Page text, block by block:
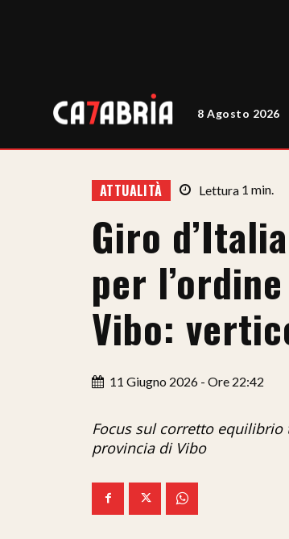
8 Agosto 2026
ATTUALITÀ Lettura 1 min.
Giro
per
Vibo:
11 Giugno 2026 - Ore 22:42
Focus sul corretto
provincia di Vibo